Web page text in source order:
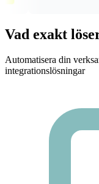
Vad exakt
Automatisera din
integrationslösningar